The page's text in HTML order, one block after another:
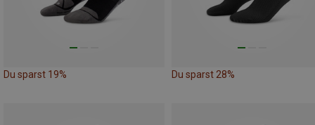
Du sparst 19% Du sparst 28%